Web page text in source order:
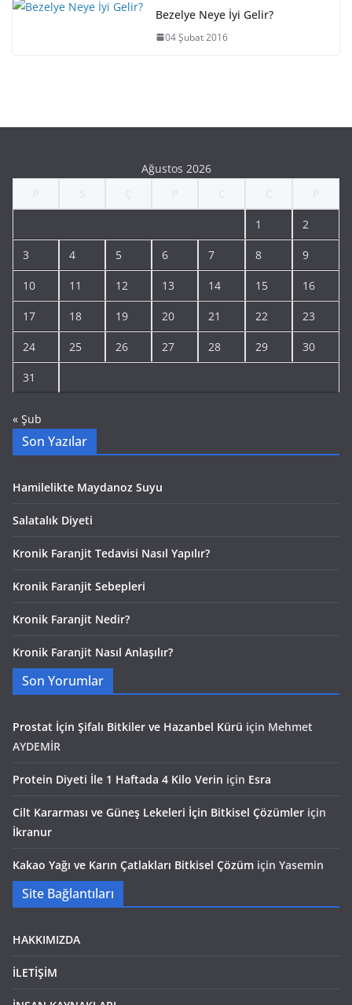
Bezelye Neye İyi Gelir?
04 Şubat 2016
Ağustos 2026
1 2
3 4 5 6 7 8 9
10 11 12 13 14 15 16
17 18 19 20 21 22 23
24 25 26 27 28 29 30
31
« Şub
Son Yazılar
Hamilelikte Maydanoz Suyu
Salatalık Diyeti
Kronik Faranjit Tedavisi Nasıl Yapılır?
Kronik Faranjit Sebepleri
Kronik Faranjit Nedir?
Kronik Faranjit Nasıl Anlaşılır?
Son Yorumlar
Prostat İçin Şifalı Bitkiler ve Hazanbel Kürü için Mehmet
AYDEMİR
Protein Diyeti İle 1 Haftada 4 Kilo Verin için Esra
Cilt Kararması ve Güneş Lekeleri İçin Bitkisel Çözümler için
İkranur
Kakao Yağı ve Karın Çatlakları Bitkisel Çözüm için Yasemin
Site Bağlantıları
HAKKIMIZDA
İLETİŞİM